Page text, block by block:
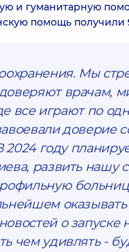
и гуманитарную
помощь получили
Мы
врачам,
все играют по
доверие
2024 году
развить нашу
оказывать
о запуске
чем удивлять -